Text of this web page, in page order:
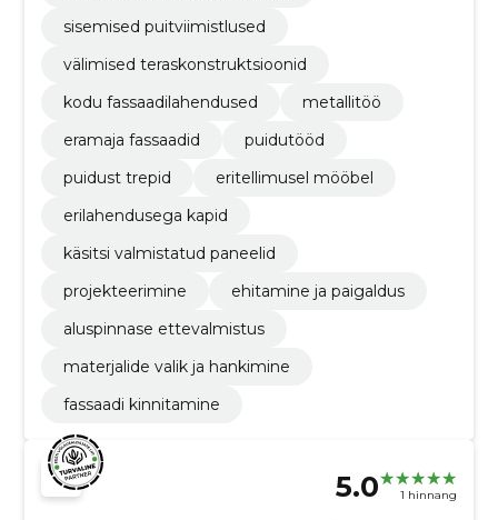
sisemised puitviimistlused
välimised teraskonstruktsioonid
kodu fassaadilahendused
metallitöö
eramaja fassaadid
puidutööd
puidust trepid
eritellimusel mööbel
erilahendusega kapid
käsitsi valmistatud paneelid
projekteerimine
ehitamine ja paigaldus
aluspinnase ettevalmistus
materjalide valik ja hankimine
fassaadi kinnitamine
5.0 1 hinnang